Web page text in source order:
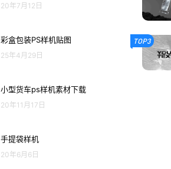
20年7月12日
彩盒包装PS样机贴图
25年4月29日
小型货车ps样机素材下载
20年11月17日
手提袋样机
20年6月6日
TOP3